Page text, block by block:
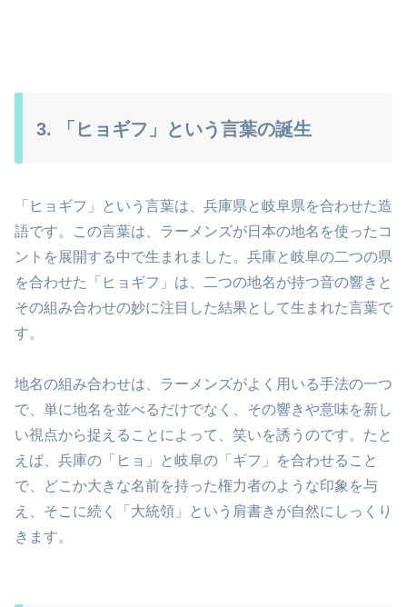
3. 「ヒョギフ」という言葉の誕生
「ヒョギフ」という言葉は、兵庫県と岐阜県を合わせた造
語です。この言葉は、ラーメンズが日本の地名を使ったコ
ントを展開する中で生まれました。兵庫と岐阜の二つの県
を合わせた「ヒョギフ」は、二つの地名が持つ音の響きと
その組み合わせの妙に注目した結果として生まれた言葉で
す。
地名の組み合わせは、ラーメンズがよく用いる手法の一つ
で、単に地名を並べるだけでなく、その響きや意味を新し
い視点から捉えることによって、笑いを誘うのです。たと
えば、兵庫の「ヒョ」と岐阜の「ギフ」を合わせること
で、どこか大きな名前を持った権力者のような印象を与
え、そこに続く「大統領」という肩書きが自然にしっくり
きます。